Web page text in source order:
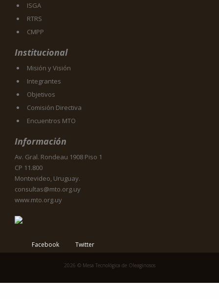
ISGA
RTRS
CMPP
Institucional
Misión y Visión
Integrantes
Objetivos
Comisión Directiva
Encuentros MTO
Información
Av. Gral. Rondeau 1908 Piso 1
CP 11.800
Montevideo, Uruguay.
consultas@mto.org.uy
www.mto.org.uy
Facebook Twitter
2026 © Mesa Tecnológica de Oleaginosos